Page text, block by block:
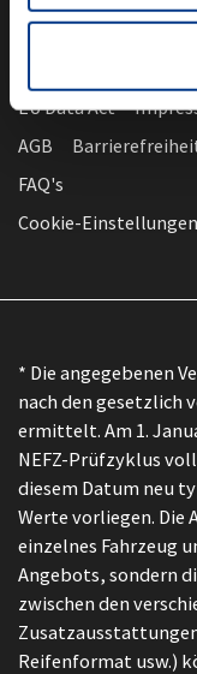
EU Data Act
AGB
FAQ's
Cookie-Einstellungen
* Die angegebenen
nach den gesetzlich
ermittelt. Am 1.
NEFZ-Prüfzyklus
diesem Datum neu
Werte vorliegen. Die
einzelnes Fahrzeug
Angebots, sondern
zwischen den
Reifenformat usw.)